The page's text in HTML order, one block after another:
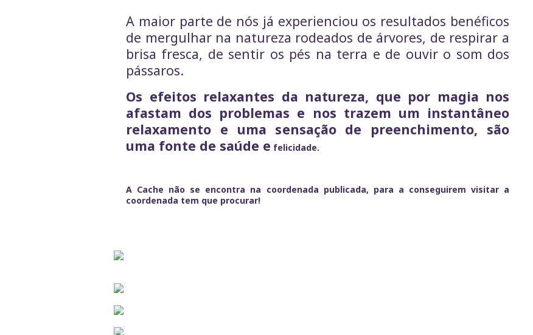
A maior parte de nós já experienciou os resultados benéficos
de mergulhar na natureza rodeados de árvores, de respirar a
brisa fresca, de sentir os pés na terra e de ouvir o som dos
pássaros.
Os efeitos relaxantes da natureza, que por magia nos
afastam dos problemas e nos trazem um instantâneo
relaxamento e uma sensação de preenchimento, são
uma fonte de saúde e felicidade.
A Cache não se encontra na coordenada publicada, para a conseguirem visitar a
coordenada tem que procurar!